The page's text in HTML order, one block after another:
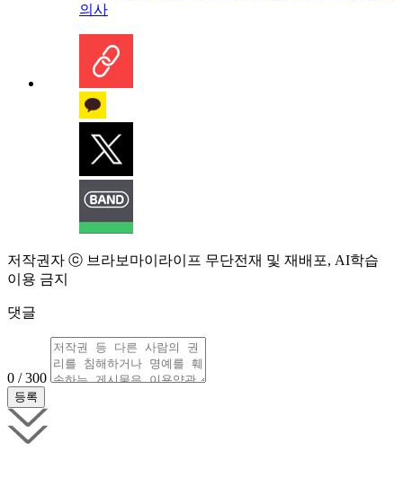
의사
저작권자 ⓒ 브라보마이라이프 무단전재 및 재배포, AI학습
이용 금지
댓글
0 / 300